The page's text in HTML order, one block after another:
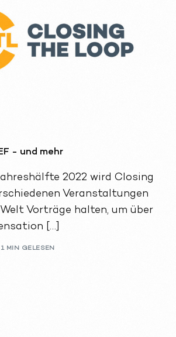
- und mehr
2022 wird Closing
Veranstaltungen
Vorträge halten, um über
[…]
1 MIN GELESEN